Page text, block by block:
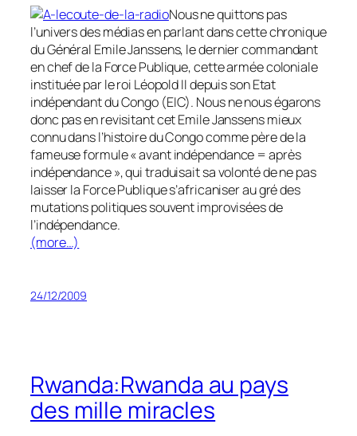
Nous ne quittons pas
l’univers des médias en parlant dans cette chronique
du Général Emile Janssens, le dernier commandant
en chef de la Force Publique, cette armée coloniale
instituée par le roi Léopold II depuis son Etat
indépendant du Congo (EIC). Nous ne nous égarons
donc pas en revisitant cet Emile Janssens mieux
connu dans l’histoire du Congo comme père de la
fameuse formule « avant indépendance = après
indépendance », qui traduisait sa volonté de ne pas
laisser la Force Publique s’africaniser au gré des
mutations politiques souvent improvisées de
l’indépendance.
(more…)
24/12/2009
Rwanda:Rwanda au pays
des mille miracles